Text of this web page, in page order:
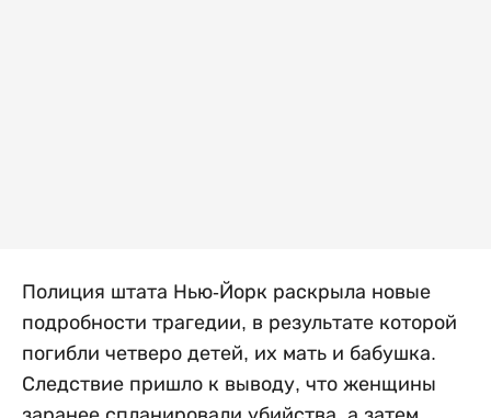
Полиция штата Нью-Йорк раскрыла новые
подробности трагедии, в результате которой
погибли четверо детей, их мать и бабушка.
Следствие пришло к выводу, что женщины